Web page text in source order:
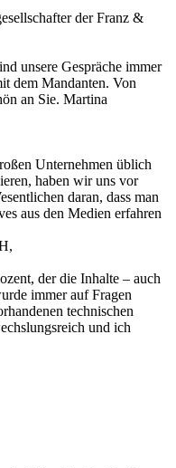
der Franz &
unsere Gespräche immer
dem Mandanten. Von
an Sie. Martina
Unternehmen üblich
haben wir uns vor
daran, dass man
aus den Medien erfahren
der die Inhalte – auch
immer auf Fragen
technischen
und ich